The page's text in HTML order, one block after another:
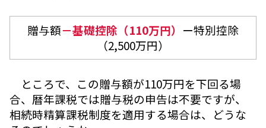
贈与額－基礎控除（110万円） ー特別控除
（2,500万円）
ところで、この贈与額が110万円を下回る場
合、暦年課税では贈与税の申告は不要ですが、
相続時精算課税制度を適用する場合は、どうな